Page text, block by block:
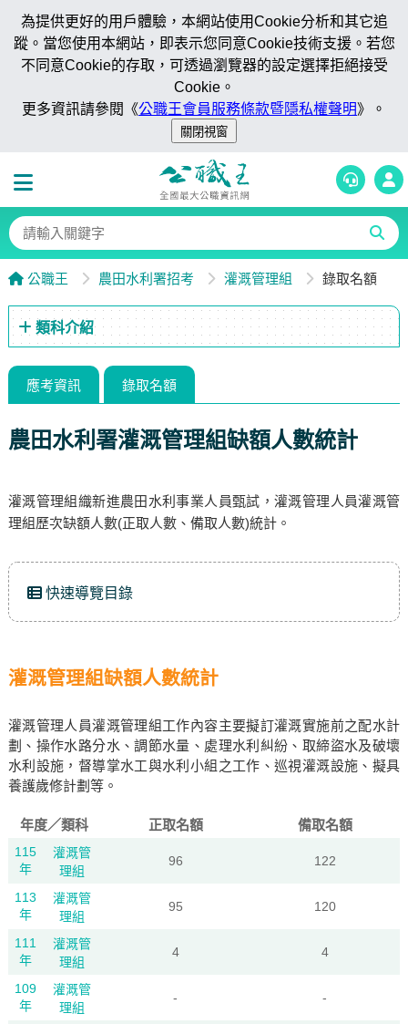
為提供更好的用戶體驗，本網站使用Cookie分析和其它追
蹤。當您使用本網站，即表示您同意Cookie技術支援。若您
不同意Cookie的存取，可透過瀏覽器的設定選擇拒絕接受
Cookie。
更多資訊請參閱《公職王會員服務條款暨隱私權聲明》。
公職王 農田水利署招考 灌溉管理組 錄取名額
類科介紹
應考資訊 錄取名額
農田水利署灌溉管理組缺額人數統計
灌溉管理組織新進農田水利事業人員甄試，灌溉管理人員灌溉管
理組歷次缺額人數(正取人數、備取人數)統計。
快速導覽目錄
灌溉管理組缺額人數統計
灌溉管理人員灌溉管理組工作內容主要擬訂灌溉實施前之配水計
劃、操作水路分水、調節水量、處理水利糾紛、取締盜水及破壞
水利設施，督導掌水工與水利小組之工作、巡視灌溉設施、擬具
養護歲修計劃等。
年度／類科 正取名額 備取名額
115
年
灌溉管
理組
96 122
113
年
灌溉管
理組
95 120
111
年
灌溉管
理組
4 4
109
年
灌溉管
理組
- -